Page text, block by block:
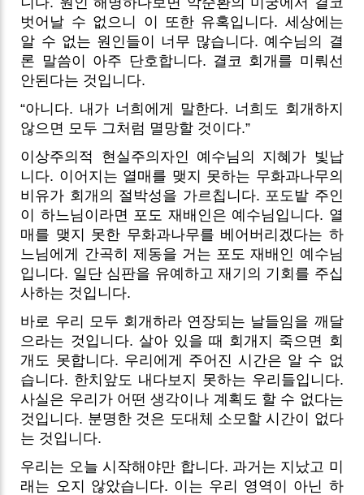
벗어날 수 없으니 이 또한 유혹입니다. 세상에는
알 수 없는 원인들이 너무 많습니다. 예수님의 결
론 말씀이 아주 단호합니다. 결코 회개를 미뤄선
안된다는 것입니다.
“아니다. 내가 너희에게 말한다. 너희도 회개하지
않으면 모두 그처럼 멸망할 것이다.”
이상주의적 현실주의자인 예수님의 지혜가 빛납
니다. 이어지는 열매를 맺지 못하는 무화과나무의
비유가 회개의 절박성을 가르칩니다. 포도밭 주인
이 하느님이라면 포도 재배인은 예수님입니다. 열
매를 맺지 못한 무화과나무를 베어버리겠다는 하
느님에게 간곡히 제동을 거는 포도 재배인 예수님
입니다. 일단 심판을 유예하고 재기의 기회를 주십
사하는 것입니다.
바로 우리 모두 회개하라 연장되는 날들임을 깨달
으라는 것입니다. 살아 있을 때 회개지 죽으면 회
개도 못합니다. 우리에게 주어진 시간은 알 수 없
습니다. 한치앞도 내다보지 못하는 우리들입니다.
사실은 우리가 어떤 생각이나 계획도 할 수 없다는
것입니다. 분명한 것은 도대체 소모할 시간이 없다
는 것입니다.
우리는 오늘 시작해야만 합니다. 과거는 지났고 미
래는 오지 않았습니다. 이는 우리 영역이 아닌 하